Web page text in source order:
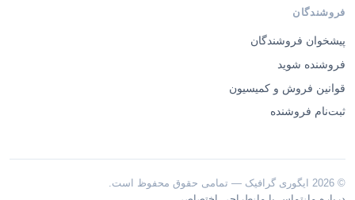
فروشندگان
پیشخوان فروشندگان
فروشنده شوید
قوانین فروش و کمیسیون
ثبت‌نام فروشنده
© 2026 ایگوری گرافیک — تمامی حقوق محفوظ است.